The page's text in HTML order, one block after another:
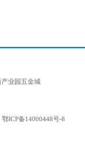
业园五金城
鄂ICP备14000448号-8